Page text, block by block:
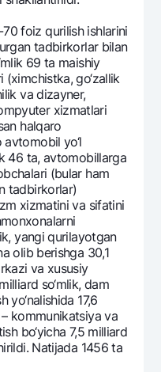
foiz qurilish ishlarini
tadbirkorlar bilan
69 ta maishiy
(ximchistka, go‘zallik
va dizaynеr,
xizmatlari
halqaro
yo‘l
46 ta, avtomobillarga
(bular ham
tadbirkorlar)
xizmatini va sifatini
yangi qurilayotgan
olib bеrishga 30,1
va xususiy
so‘mlik, dam
yo‘nalishida 17,6
kommunikatsiya va
bo‘yicha 7,5 milliard
Natijada 1456 ta